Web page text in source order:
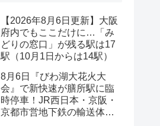
【2026年8月6日更新】大阪
府内でもここだけに…「み
どりの窓口」が残る駅は17
駅（10月1日からは14駅）
8月6日『びわ湖大花火大
会』で新快速が膳所駅に臨
時停車！JR西日本・京阪・
京都市営地下鉄の輸送体系